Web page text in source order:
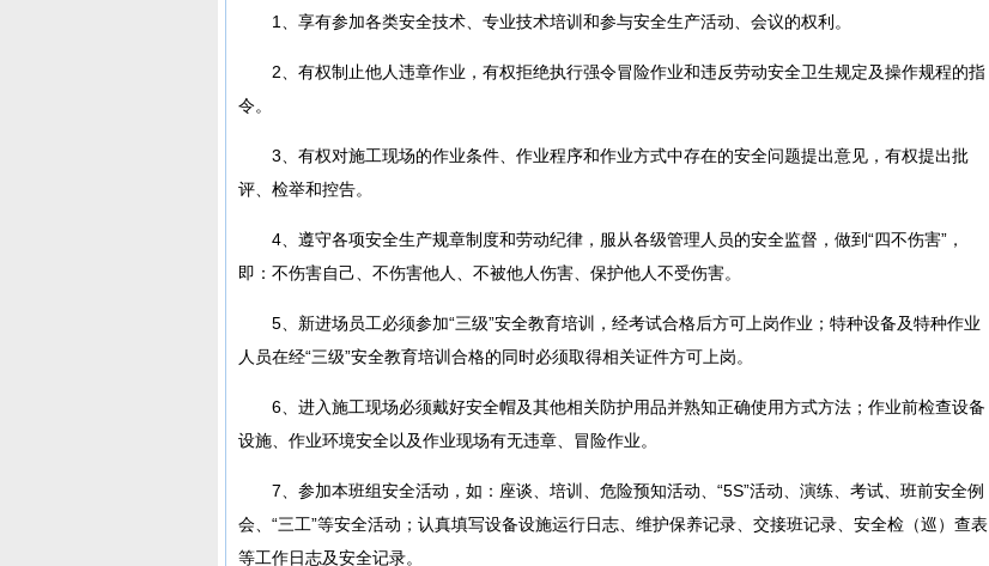
1、享有参加各类安全技术、专业技术培训和参与安全生产活动、会议的权利。
2、有权制止他人违章作业，有权拒绝执行强令冒险作业和违反劳动安全卫生规定及操作规程的指
令。
3、有权对施工现场的作业条件、作业程序和作业方式中存在的安全问题提出意见，有权提出批
评、检举和控告。
4、遵守各项安全生产规章制度和劳动纪律，服从各级管理人员的安全监督，做到“四不伤害”，
即：不伤害自己、不伤害他人、不被他人伤害、保护他人不受伤害。
5、新进场员工必须参加“三级”安全教育培训，经考试合格后方可上岗作业；特种设备及特种作业
人员在经“三级”安全教育培训合格的同时必须取得相关证件方可上岗。
6、进入施工现场必须戴好安全帽及其他相关防护用品并熟知正确使用方式方法；作业前检查设备
设施、作业环境安全以及作业现场有无违章、冒险作业。
7、参加本班组安全活动，如：座谈、培训、危险预知活动、“5S”活动、演练、考试、班前安全例
会、“三工”等安全活动；认真填写设备设施运行日志、维护保养记录、交接班记录、安全检（巡）查表
等工作日志及安全记录。